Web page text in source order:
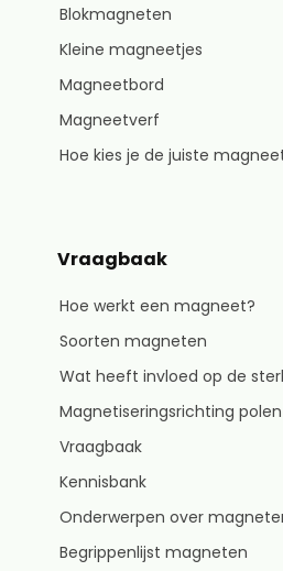
Blokmagneten
Kleine magneetjes
Magneetbord
Magneetverf
Hoe kies je de juiste
Vraagbaak
Hoe werkt een magneet?
Soorten magneten
Wat heeft invloed op de
Magnetiseringsrichting polen
Vraagbaak
Kennisbank
Onderwerpen over
Begrippenlijst magneten